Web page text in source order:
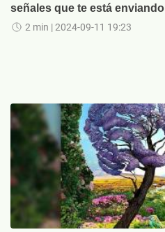
señales que te está enviando
2 min | 2024-09-11 19:23